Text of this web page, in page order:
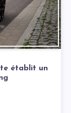
établit un